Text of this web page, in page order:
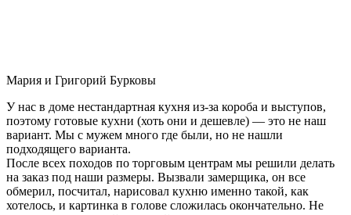
Мария и Григорий Бурковы
У нас в доме нестандартная кухня из-за короба и выступов,
поэтому готовые кухни (хоть они и дешевле) — это не наш
вариант. Мы с мужем много где были, но не нашли
подходящего варианта.
После всех походов по торговым центрам мы решили делать
на заказ под наши размеры. Вызвали замерщика, он все
обмерил, посчитал, нарисовал кухню именно такой, как
хотелось, и картинка в голове сложилась окончательно. Не